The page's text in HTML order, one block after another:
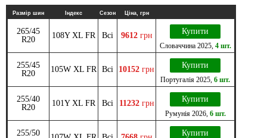
Размір шин Індекс Сезон Ціна, грн
265/45
R20
108Y XL FR Всі 9612 грн Купити
Словаччина2025, 4 шт.
255/45
R20
105W XL FR Всі 10152 грн Купити
Португалія 2025 6 шт.
255/40
R20
101Y XL FR Всі 11232 грн Купити
Румунія2026, 6 шт.
255/50
Купити